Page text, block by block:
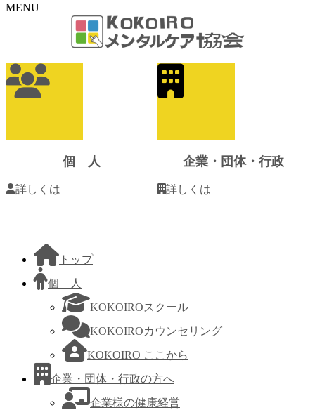
MENU
ア
イ
コ
ン
個 人
詳しくは
企業・団体・行政
詳しくは
トップ
個 人
KOKOIROスクール
KOKOIROカウンセリング
KOKOIRO ここから
企業・団体・行政の方へ
企業様の健康経営